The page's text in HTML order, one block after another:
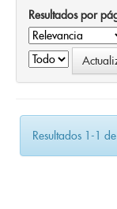
Resultados por
Resultados 1-1 de